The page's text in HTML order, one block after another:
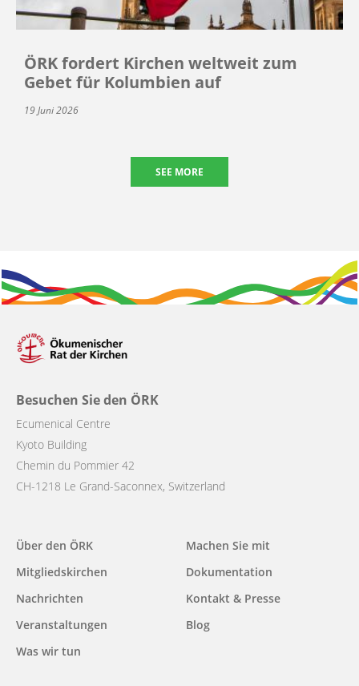
ÖRK fordert Kirchen weltweit zum
Gebet für Kolumbien auf
19 Juni 2026
SEE MORE
Besuchen Sie den ÖRK
Ecumenical Centre
Kyoto Building
Chemin du Pommier 42
CH-1218 Le Grand-Saconnex, Switzerland
Main
navigation
Über den ÖRK
Mitgliedskirchen
Nachrichten
Veranstaltungen
Was wir tun
Machen Sie mit
Dokumentation
Kontakt & Presse
Blog